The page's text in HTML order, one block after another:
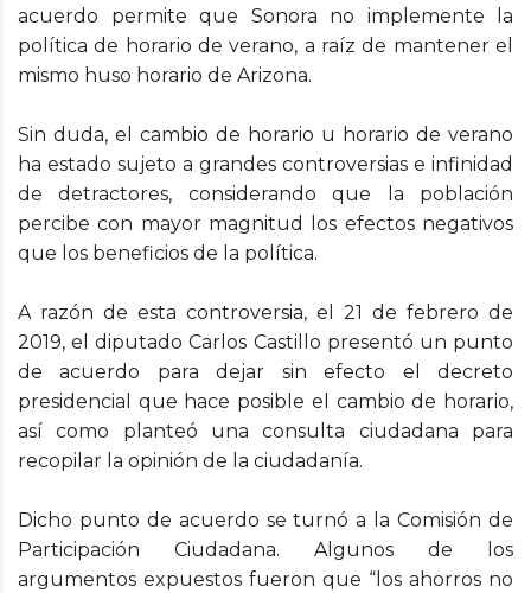
acuerdo permite que Sonora no implemente la
política de horario de verano, a raíz de mantener el
mismo huso horario de Arizona.
Sin duda, el cambio de horario u horario de verano
ha estado sujeto a grandes controversias e infinidad
de detractores, considerando que la población
percibe con mayor magnitud los efectos negativos
que los beneficios de la política.
A razón de esta controversia, el 21 de febrero de
2019, el diputado Carlos Castillo presentó un punto
de acuerdo para dejar sin efecto el decreto
presidencial que hace posible el cambio de horario,
así como planteó una consulta ciudadana para
recopilar la opinión de la ciudadanía.
Dicho punto de acuerdo se turnó a la Comisión de
Participación Ciudadana. Algunos de los
argumentos expuestos fueron que “los ahorros no